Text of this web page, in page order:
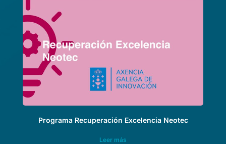
Programa Recuperación Excelencia Neotec
Leer más